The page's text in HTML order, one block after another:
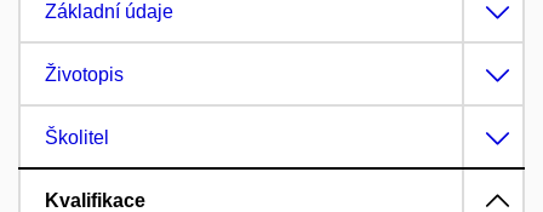
Základní údaje
Životopis
Školitel
Kvalifikace